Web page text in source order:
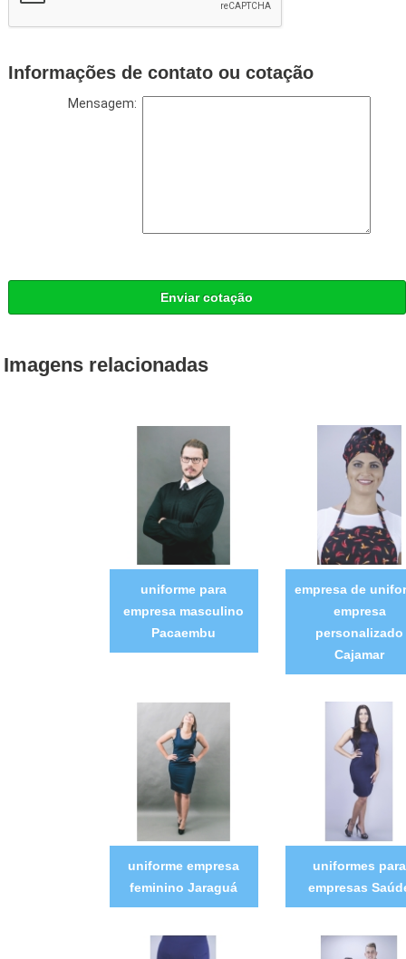
Informações de contato ou cotação
Mensagem:
Enviar cotação
Imagens relacionadas
uniforme para
empresa masculino
Pacaembu
empresa de
empresa
personalizado
Cajamar
uniforme empresa
feminino Jaraguá
uniformes para
empresas